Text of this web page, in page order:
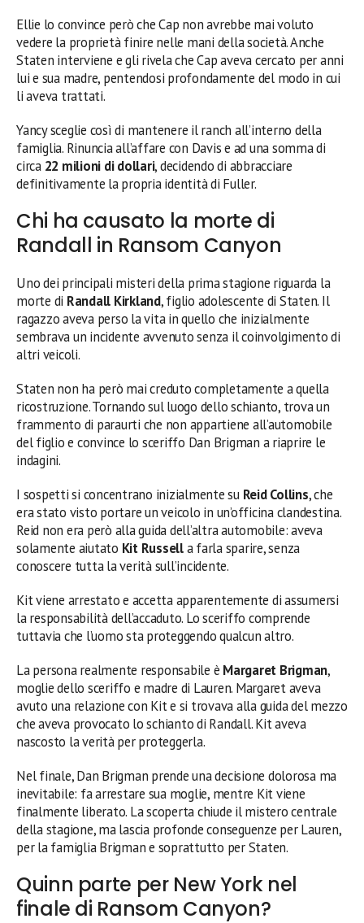
Ellie lo convince però che Cap non avrebbe mai voluto
vedere la proprietà finire nelle mani della società. Anche
Staten interviene e gli rivela che Cap aveva cercato per anni
lui e sua madre, pentendosi profondamente del modo in cui
li aveva trattati.
Yancy sceglie così di mantenere il ranch all’interno della
famiglia. Rinuncia all’affare con Davis e ad una somma di
circa 22 milioni di dollari, decidendo di abbracciare
definitivamente la propria identità di Fuller.
Chi ha causato la morte di
Randall in Ransom Canyon
Uno dei principali misteri della prima stagione riguarda la
morte di Randall Kirkland, figlio adolescente di Staten. Il
ragazzo aveva perso la vita in quello che inizialmente
sembrava un incidente avvenuto senza il coinvolgimento di
altri veicoli.
Staten non ha però mai creduto completamente a quella
ricostruzione. Tornando sul luogo dello schianto, trova un
frammento di paraurti che non appartiene all’automobile
del figlio e convince lo sceriffo Dan Brigman a riaprire le
indagini.
I sospetti si concentrano inizialmente su Reid Collins, che
era stato visto portare un veicolo in un’officina clandestina.
Reid non era però alla guida dell’altra automobile: aveva
solamente aiutato Kit Russella farla sparire, senza
conoscere tutta la verità sull’incidente.
Kit viene arrestato e accetta apparentemente di assumersi
la responsabilità dell’accaduto. Lo sceriffo comprende
tuttavia che l’uomo sta proteggendo qualcun altro.
La persona realmente responsabile è Margaret Brigman,
moglie dello sceriffo e madre di Lauren. Margaret aveva
avuto una relazione con Kit e si trovava alla guida del mezzo
che aveva provocato lo schianto di Randall. Kit aveva
nascosto la verità per proteggerla.
Nel finale, Dan Brigman prende una decisione dolorosa ma
inevitabile: fa arrestare sua moglie, mentre Kit viene
finalmente liberato. La scoperta chiude il mistero centrale
della stagione, ma lascia profonde conseguenze per Lauren,
per la famiglia Brigman e soprattutto per Staten.
Quinn parte per New York nel
finale di Ransom Canyon?